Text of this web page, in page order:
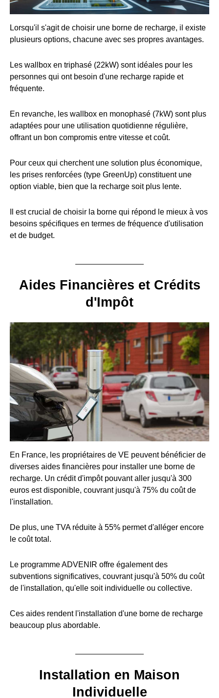
Lorsqu'il s'agit de choisir une borne de recharge, il existe
plusieurs options, chacune avec ses propres avantages.
Les wallbox en triphasé (22kW) sont idéales pour les
personnes qui ont besoin d'une recharge rapide et
fréquente.
En revanche, les wallbox en monophasé (7kW) sont plus
adaptées pour une utilisation quotidienne régulière,
offrant un bon compromis entre vitesse et coût.
Pour ceux qui cherchent une solution plus économique,
les prises renforcées (type GreenUp) constituent une
option viable, bien que la recharge soit plus lente.
Il est crucial de choisir la borne qui répond le mieux à vos
besoins spécifiques en termes de fréquence d'utilisation
et de budget.
Aides Financières et Crédits
d'Impôt
En France, les propriétaires de VE peuvent bénéficier de
diverses aides financières pour installer une borne de
recharge. Un crédit d'impôt pouvant aller jusqu'à 300
euros est disponible, couvrant jusqu'à 75% du coût de
l'installation.
De plus, une TVA réduite à 55% permet d'alléger encore
le coût total.
Le programme ADVENIR offre également des
subventions significatives, couvrant jusqu'à 50% du coût
de l'installation, qu'elle soit individuelle ou collective.
Ces aides rendent l'installation d'une borne de recharge
beaucoup plus abordable.
Installation en Maison
Individuelle